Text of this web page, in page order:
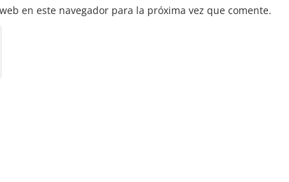
en este navegador para la próxima vez que comente.